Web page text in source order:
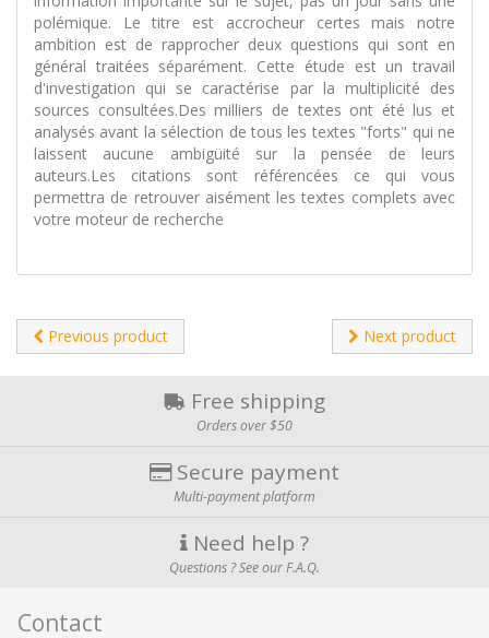
polémique. Le titre est accrocheur certes mais notre
ambition est de rapprocher deux questions qui sont en
général traitées séparément. Cette étude est un travail
d'investigation qui se caractérise par la multiplicité des
sources consultées.Des milliers de textes ont été lus et
analysés avant la sélection de tous les textes "forts" qui ne
laissent aucune ambigüité sur la pensée de leurs
auteurs.Les citations sont référencées ce qui vous
permettra de retrouver aisément les textes complets avec
votre moteur de recherche
Previous product Next product
Free shipping
Orders over $50
Secure payment
Multi-payment platform
Need help ?
Questions ? See our F.A.Q.
Contact